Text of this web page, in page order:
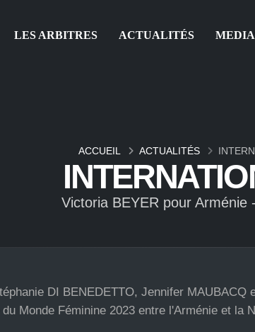
LES ARBITRES ACTUALITÉS
Victoria BEYER pour Arménie
ACCUEIL ACTUALITÉS
DI BENEDETTO, Jennifer MAUBACQ
Monde Féminine 2023 entre l'Arménie et la